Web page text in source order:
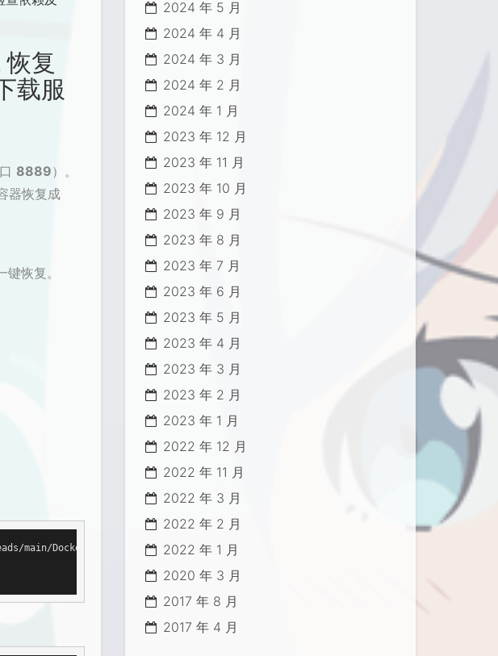
复
载服
8889）。
器恢复成
键恢复。
main/Docker_container_migration.sh
2024 年 5 月
2024 年 4 月
2024 年 3 月
2024 年 2 月
2024 年 1 月
2023 年 12 月
2023 年 11 月
2023 年 10 月
2023 年 9 月
2023 年 8 月
2023 年 7 月
2023 年 6 月
2023 年 5 月
2023 年 4 月
2023 年 3 月
2023 年 2 月
2023 年 1 月
2022 年 12 月
2022 年 11 月
2022 年 3 月
2022 年 2 月
2022 年 1 月
2020 年 3 月
2017 年 8 月
2017 年 4 月